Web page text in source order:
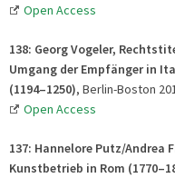
Open Access
138: Georg Vogeler,
Umgang der Empfängerin
(1194–1250), Berlin-Boston
Open Access
137: Hannelore Putz/
Kunstbetrieb in Rom (1770